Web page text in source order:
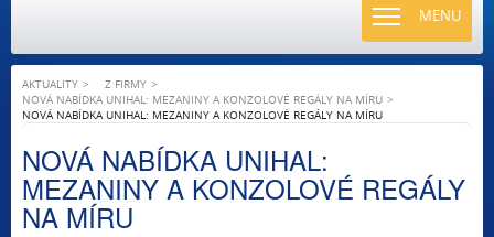
MENU
TOGGLE
AKTUALITY
Z FIRMY
NOVÁ NABÍDKA UNIHAL: MEZANINY A KONZOLOVÉ REGÁLY NA MÍRU
NOVÁ NABÍDKA UNIHAL: MEZANINY A KONZOLOVÉ REGÁLY NA MÍRU
NOVÁ NABÍDKA UNIHAL:
MEZANINY A KONZOLOVÉ REGÁLY
NA MÍRU